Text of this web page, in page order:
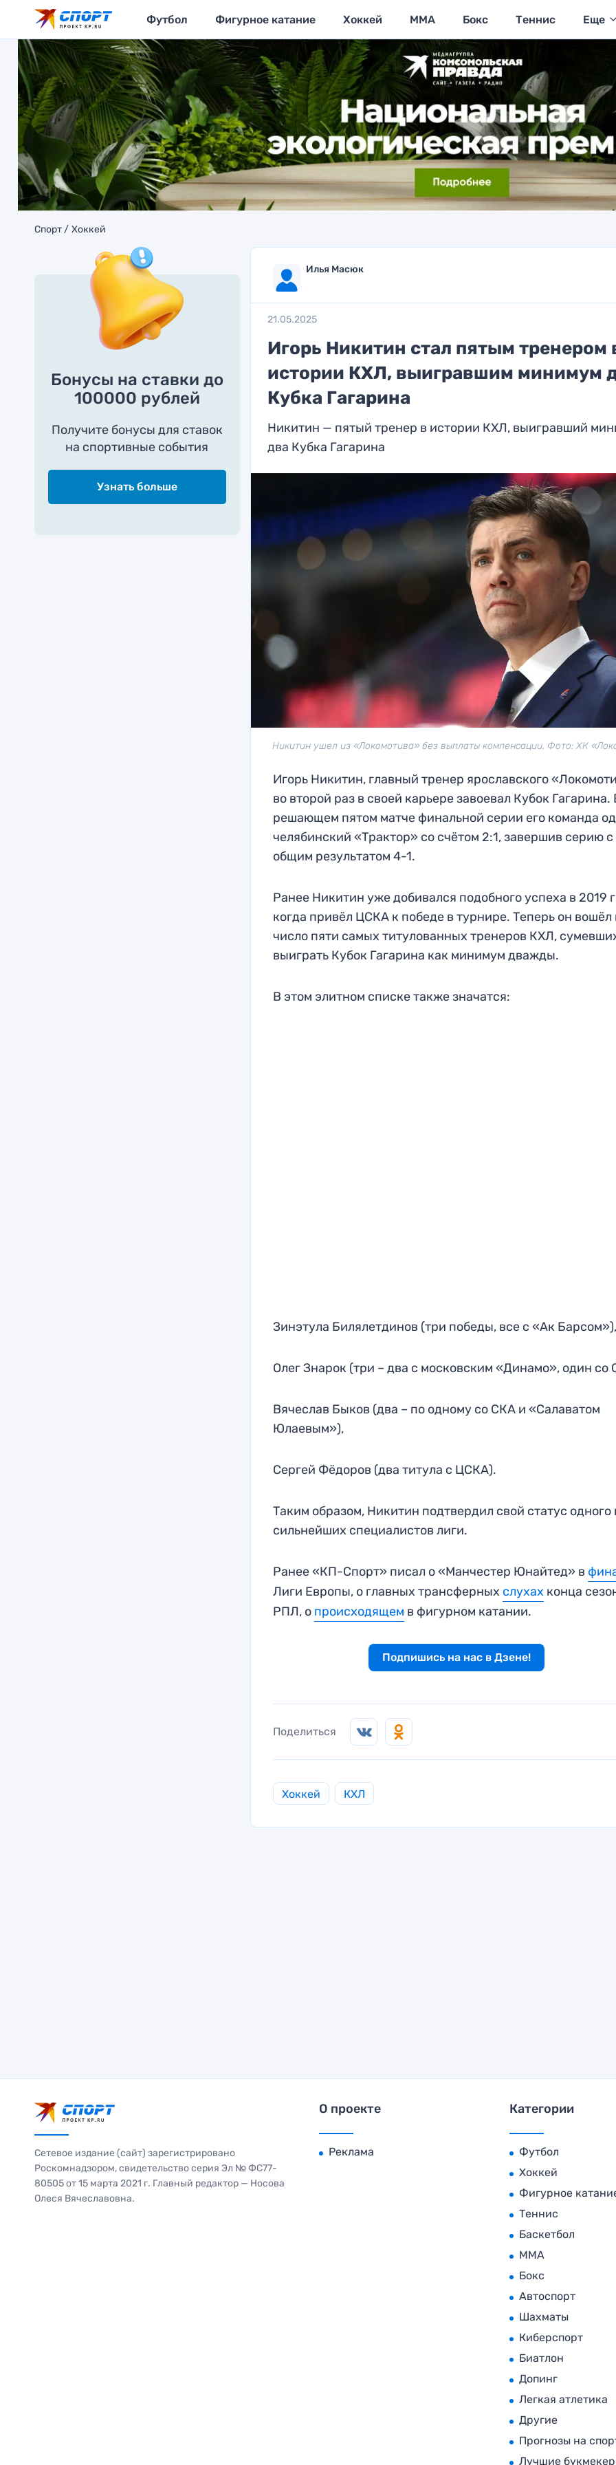
Футбол Фигурное катание Хоккей MMA Бокс Теннис Еще
Спорт Хоккей
Бонусы на ставки до
100000 рублей
Получите бонусы для ставок
на спортивные события
Узнать больше
Илья Масюк
21.05.2025
Игорь Никитин стал пятым тренером
истории КХЛ, выигравшим минимум
Кубка Гагарина
Никитин — пятый тренер в истории КХЛ, выигравший
два Кубка Гагарина
Никитин ушел из «Локомотива» без выплаты компенсации. Фото: ХК
Игорь Никитин, главный тренер ярославского
во второй раз в своей карьере завоевал Кубок Гагарина.
решающем пятом матче финальной серии его команда
челябинский «Трактор» со счётом 2:1, завершив серию с
общим результатом 4-1.
Ранее Никитин уже добивался подобного успеха в 2019
когда привёл ЦСКА к победе в турнире. Теперь он вошёл
число пяти самых титулованных тренеров КХЛ,
выиграть Кубок Гагарина как минимум дважды.
В этом элитном списке также значатся:
Зинэтула Билялетдинов (три победы, все с «Ак
Олег Знарок (три – два с московским «Динамо», один со
Вячеслав Быков (два – по одному со СКА и «Салаватом
Юлаевым»),
Сергей Фёдоров (два титула с ЦСКА).
Таким образом, Никитин подтвердил свой статус одного
сильнейших специалистов лиги.
Ранее «КП-Спорт» писал о «Манчестер Юнайтед» в
Лиги Европы, о главных трансферных слухах конца
РПЛ, о происходящем в фигурном катании.
Подпишись на нас в Дзене!
Поделиться
Хоккей КХЛ
Сетевое издание (сайт) зарегистрировано
Роскомнадзором, свидетельство серия Эл № ФС77-
80505 от 15 марта 2021 г. Главный редактор — Носова
Олеся Вячеславовна.
О проекте
Реклама
Категории
Футбол
Хоккей
Фигурное
Теннис
Баскетбол
MMA
Бокс
Автоспорт
Шахматы
Киберспорт
Биатлон
Допинг
Легкая атлетика
Другие
Прогнозы на
Лучшие